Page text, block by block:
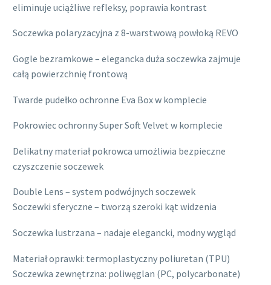
eliminuje uciążliwe refleksy, poprawia kontrast
Soczewka polaryzacyjna z 8-warstwową powłoką REVO
Gogle bezramkowe – elegancka duża soczewka zajmuje
całą powierzchnię frontową
Twarde pudełko ochronne Eva Box w komplecie
Pokrowiec ochronny Super Soft Velvet w komplecie
Delikatny materiał pokrowca umożliwia bezpieczne
czyszczenie soczewek
Double Lens – system podwójnych soczewek
Soczewki sferyczne – tworzą szeroki kąt widzenia
Soczewka lustrzana – nadaje elegancki, modny wygląd
Materiał oprawki: termoplastyczny poliuretan (TPU)
Soczewka zewnętrzna: poliwęglan (PC, polycarbonate)